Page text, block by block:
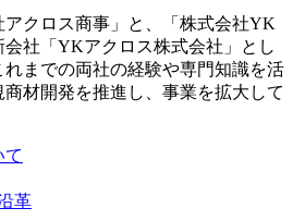
アクロス商事」と、「株式会社YK
社「YKアクロス株式会社」とし
までの両社の経験や専門知識を活
材開発を推進し、事業を拡大して
て
革